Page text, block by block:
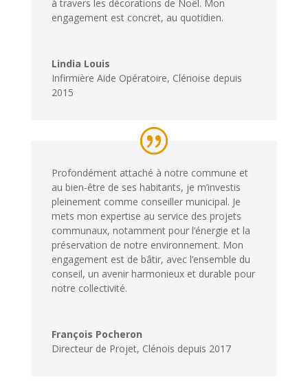
à travers les décorations de Noël. Mon
engagement est concret, au quotidien.
Lindia Louis
Infirmière Aide Opératoire, Clénoise depuis
2015
Profondément attaché à notre commune et
au bien-être de ses habitants, je m’investis
pleinement comme conseiller municipal. Je
mets mon expertise au service des projets
communaux, notamment pour l’énergie et la
préservation de notre environnement. Mon
engagement est de bâtir, avec l’ensemble du
conseil, un avenir harmonieux et durable pour
notre collectivité.
François Pocheron
Directeur de Projet, Clénois depuis 2017